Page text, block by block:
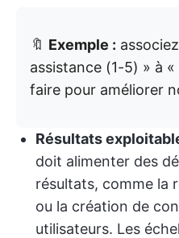
🔖 Exemple :
assistance (1-5) » à
faire pour améliorer
Résultats
doit alimenter des
résultats, comme la
ou la création de
utilisateurs. Les